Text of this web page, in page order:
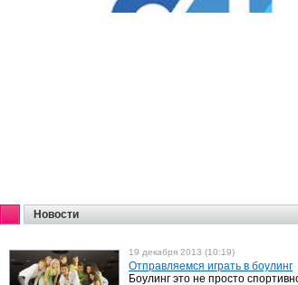
Новости
19 декабря 2013 (10:19)
Отправляемся играть в боулинг
Боулинг это не просто